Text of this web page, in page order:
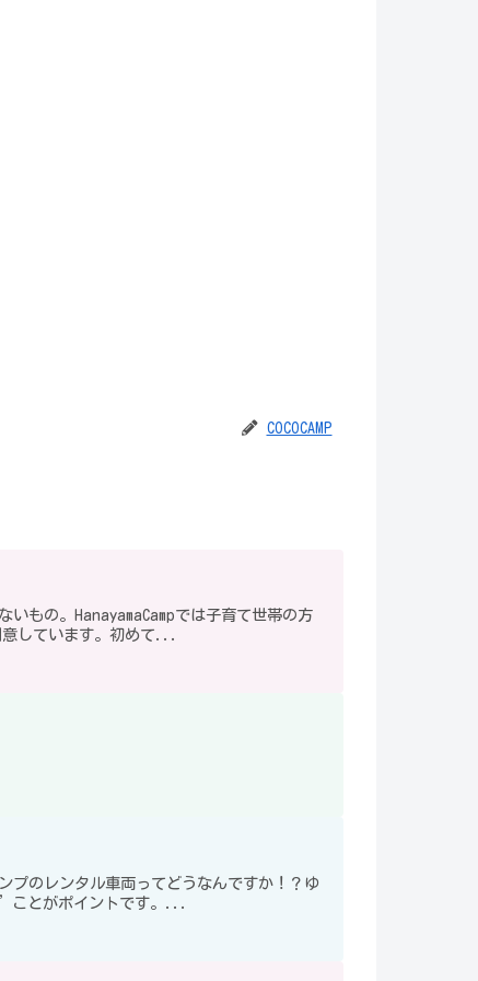
COCOCAMP
もの。HanayamaCampでは子育て世帯の方
しています。初めて...
プのレンタル車両ってどうなんですか！？ゆ
”ことがポイントです。...